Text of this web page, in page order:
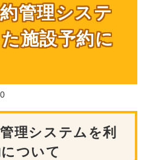
管理システ
施設予約に
理システムを利
ついて